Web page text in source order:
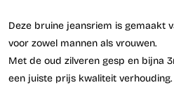
Deze bruine jeansriem is gemaakt
voor zowel mannen als vrouwen.
Met de oud zilveren gesp en bijna
een juiste prijs kwaliteit verhouding.